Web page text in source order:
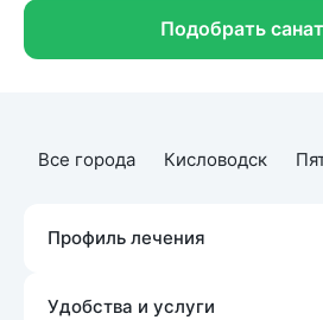
Подобрать
Все города Кисловодск
Профиль лечения
Удобства и услуги